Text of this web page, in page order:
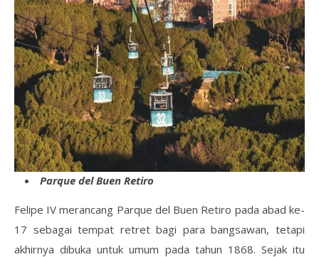
Parque del Buen Retiro
Felipe IV merancang Parque del Buen Retiro pada abad ke-
17 sebagai tempat retret bagi para bangsawan, tetapi
akhirnya dibuka untuk umum pada tahun 1868. Sejak itu